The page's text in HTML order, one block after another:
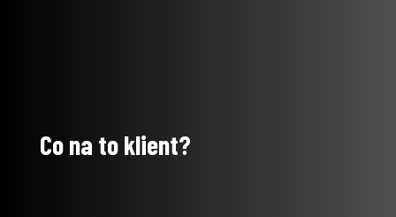
Co na to klient?